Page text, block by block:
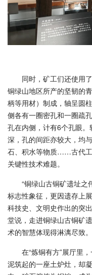
同时，矿工们还使用
铜绿山地区所产的坚韧的
柄等用材）制成，轴呈圆
侧各有一圈密孔和一圈疏
孔在内侧，计有6个孔眼
深，孔的间距亦较大，均
石、积水等物质……古代
关键性技术难题。
“铜绿山古铜矿遗址之
标志性象征，更因遗存上
科技史、文明史作出的突
堂说，走进铜绿山古铜矿
术的智慧体现得淋漓尽致。
在“炼铜有方”展厅里
泥筑起的一座土炉灶，却